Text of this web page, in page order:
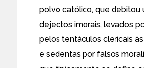
polvo católico, que debitou
dejectos imorais, levados
pelos tentáculos clericais
e sedentas por falsos